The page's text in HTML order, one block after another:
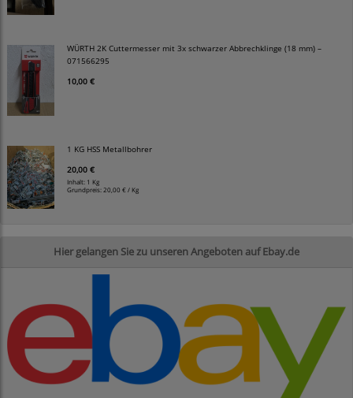
WÜRTH 2K Cuttermesser mit 3x schwarzer Abbrechklinge (18 mm) –
071566295
10,00 €
1 KG HSS Metallbohrer
20,00 €
Inhalt: 1 Kg
Grundpreis: 20,00 € / Kg
Hier gelangen Sie zu unseren Angeboten auf Ebay.de